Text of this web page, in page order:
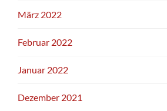
März 2022
Februar 2022
Januar 2022
Dezember 2021